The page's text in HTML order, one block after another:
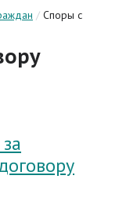
/ Споры с